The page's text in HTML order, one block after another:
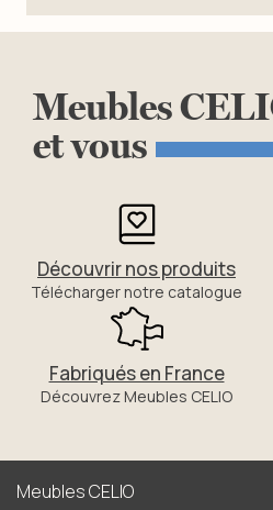
Meubles
etvous
Découvrir nos produits
Télécharger notre catalogue
Fabriqués en France
Découvrez Meubles CELIO
Meubles CELIO